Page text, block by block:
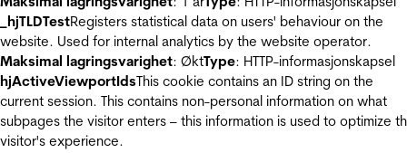
_hjTLDTestRegisters statistical data on users' behaviour on the
website. Used for internal analytics by the website operator.
Maksimal lagringsvarighet: ØktType: HTTP-informasjonskapsel
hjActiveViewportIdsThis cookie contains an ID string on the
current session. This contains non-personal information on what
subpages the visitor enters – this information is used to optimize
visitor's experience.